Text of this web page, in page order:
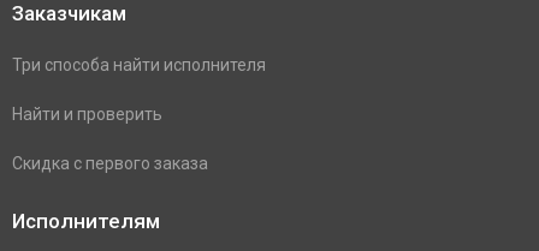
Заказчикам
Три способа найти исполнителя
Найти и проверить
Скидка с первого заказа
Исполнителям